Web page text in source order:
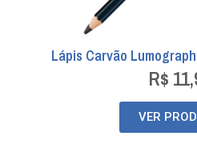
Lápis Carvão
R$
VER